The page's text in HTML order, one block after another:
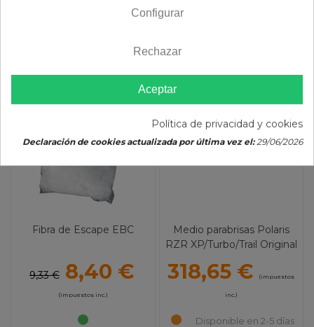
-10%
Fibra de Escape EBC
9,33 € 8,40 €
(impuestos inc.)
Medio parabrisas Polaris
RZR XP/Turbo/Trail Original
318,65 € (impuestos
inc.)
Disponible en 2-5 días
Configurar
Rechazar
Aceptar
Política de privacidad y cookies
Declaración de cookies actualizada por última vez el:29/06/2026